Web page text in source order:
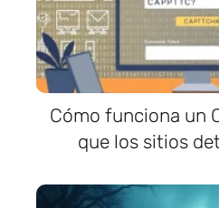
Cómo funciona un
que los sitios